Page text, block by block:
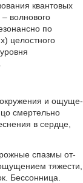
квантовых
волнового
по
целостного
и ощу­ще­
смер­тель­но
в серд­це,
спаз­мы от­
тя­же­сти,
Бес­сон­ни­ца.